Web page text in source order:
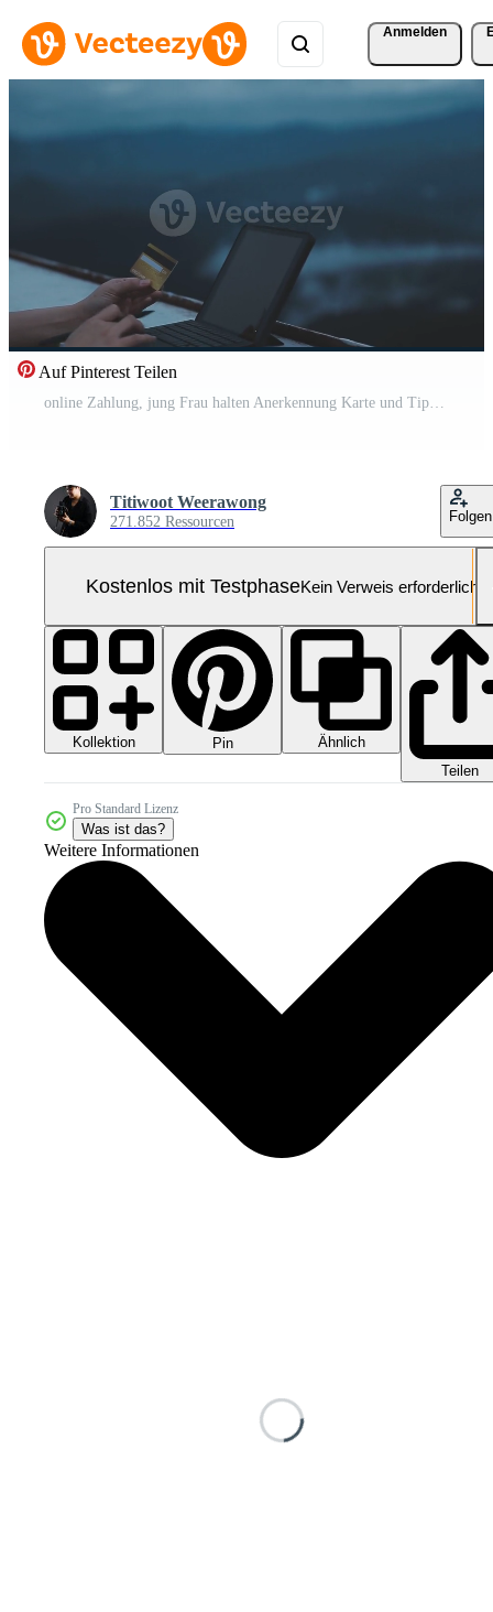
Anmelden
Auf Pinterest Teilen
online Zahlung, jung Frau halten Anerkennung Karte und Tippen auf Laptop Pro Video
Titiwoot Weerawong
271.852 Ressourcen Folgen
Kostenlos mit TestphaseKein Verweis erforderlich
Kollektion Pin
Ähnlich
Teilen
Pro Standard Lizenz
Was ist das?
Weitere Informationen